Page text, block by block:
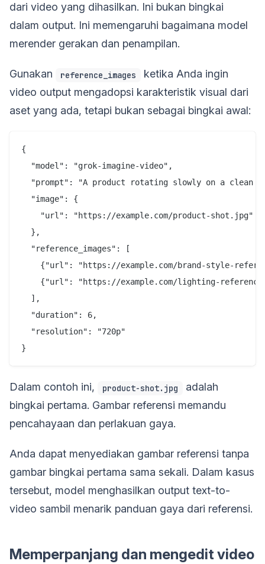
dari video yang dihasilkan. Ini bukan bingkai
dalam output. Ini memengaruhi bagaimana model
merender gerakan dan penampilan.
Gunakan reference_images
ketika Anda ingin
video output mengadopsi karakteristik visual dari
aset yang ada, tetapi bukan sebagai bingkai awal:
{
  "model": "grok-imagine-video",
"prompt": "A product rotating slowly on a clean
  "image": {
    "url": "https://example.com/product-shot.jpg"
  },
  "reference_images": [
{"url": "https://example.com/brand-style-
{"url": "https://example.com/lighting-
  ],
  "duration": 6,
  "resolution": "720p"
Dalam contoh ini, product-shot.jpg
adalah
bingkai pertama. Gambar referensi memandu
pencahayaan dan perlakuan gaya.
Anda dapat menyediakan gambar referensi tanpa
gambar bingkai pertama sama sekali. Dalam kasus
tersebut, model menghasilkan output text-to-
video sambil menarik panduan gaya dari referensi.
Memperpanjang dan mengedit video